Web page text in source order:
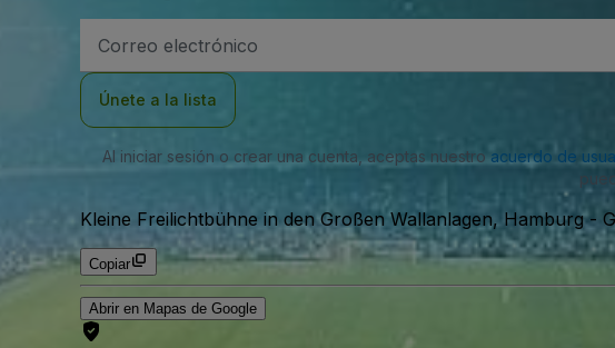
de
Únete a la lista
Al iniciar sesión o crear una cuenta, aceptas nuestro acuerdo de
Kleine Freilichtbühne in den Großen Wallanlagen, Hamburg-
Copiar
Abrir en Mapas de Google